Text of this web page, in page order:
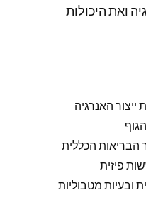
ואת היכולות
ייצור האנרגיה
הבריאות הכללית
פיזית
ובעיות מטבוליות